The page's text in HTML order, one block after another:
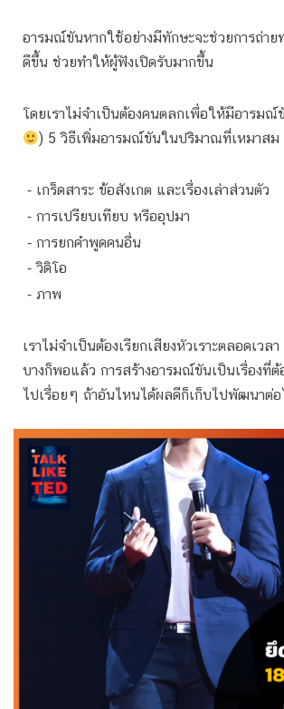
อารมณ์ขันหากใช้อย่างมีทักษะจะช่วยการถ่าย
ดีขึ้น ช่วยทำให้ผู้ฟังเปิดรับมากขึ้น
โดยเราไม่จำเป็นต้องคนตลกเพื่อให้มีอารม
) 5 วิธีเพิ่มอารมณ์ขันในปริมาณที่เหมาสม
⁃ เกร็ดสาระ ข้อสังเกต และเรื่องเล่าส่วนตัว
⁃ การเปรียบเทียบ หรืออุปมา
⁃ การยกคำพูดคนอื่น
⁃ วิดิโอ
⁃ ภาพ
เราไม่จำเป็นต้องเรียกเสียงหัวเราะตลอดเวล
บางก็พอแล้ว การสร้างอารมณ์ขันเป็นเรื่องที่ต้
ไปเรื่อยๆ ถ้าอันไหนได้ผลดีก็เก็บไปพัฒนาต่อ